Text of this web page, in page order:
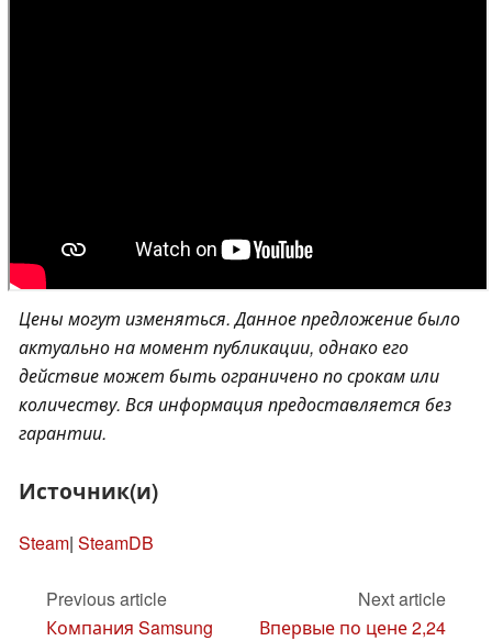
Цены могут изменяться. Данное предложение было
актуально на момент публикации, однако его
действие может быть ограничено по срокам или
количеству. Вся информация предоставляется без
гарантии.
Источник(и)
Steam| SteamDB
Previous article
Компания Samsung
Next article
Впервые по цене 2,24